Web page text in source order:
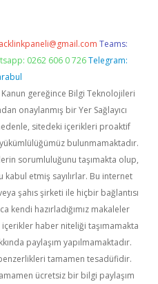
Teams:
0262 606 0 726 Telegram:
Kanun gereğince Bilgi Teknolojileri
onaylanmış bir Yer Sağlayıcı
sitedeki içerikleri proaktif
bulunmamaktadır.
sorumluluğunu taşımakta olup,
etmiş sayılırlar. Bu internet
şahıs şirketi ile hiçbir bağlantısı
kendi hazırladığımız makaleler
haber niteliği taşımamakta
paylaşım yapılmamaktadır.
tamamen tesadüfidir.
ücretsiz bir bilgi paylaşım